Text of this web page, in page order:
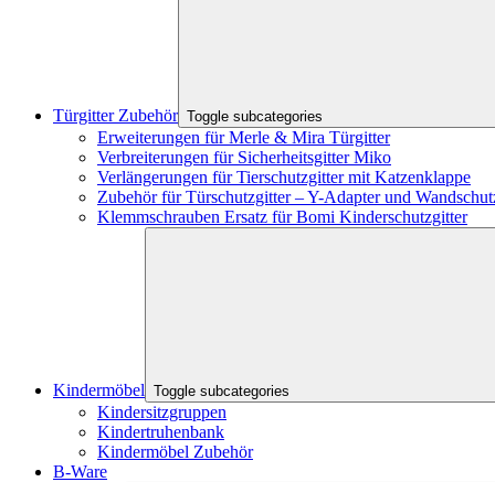
Türgitter Zubehör Toggle subcategories
Erweiterungen für Merle & Mira Türgitter
Verbreiterungen für Sicherheitsgitter Miko
Verlängerungen für Tierschutzgitter mit Katzenklappe
Zubehör für Türschutzgitter – Y-Adapter und
Klemmschrauben Ersatz für Bomi Kinderschutzgitter
Kindermöbel Toggle subcategories
Kindersitzgruppen
Kindertruhenbank
Kindermöbel Zubehör
B-Ware